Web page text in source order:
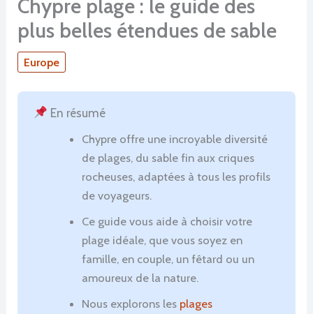
Chypre plage : le guide des
plus belles étendues de sable
Europe
En résumé
Chypre offre une incroyable diversité
de plages, du sable fin aux criques
rocheuses, adaptées à tous les profils
de voyageurs.
Ce guide vous aide à choisir votre
plage idéale, que vous soyez en
famille, en couple, un fêtard ou un
amoureux de la nature.
Nous explorons les plages